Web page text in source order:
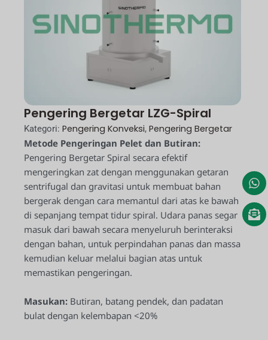
Pengering Bergetar LZG-Spiral
Kategori: Pengering Konveksi, Pengering Bergetar
Metode Pengeringan Pelet dan Butiran:
Pengering Bergetar Spiral secara efektif
mengeringkan zat dengan menggunakan getaran
sentrifugal dan gravitasi untuk membuat bahan
bergerak dengan cara memantul dari atas ke bawah
di sepanjang tempat tidur spiral. Udara panas segar
masuk dari bawah secara menyeluruh berinteraksi
dengan bahan, untuk perpindahan panas dan massa
kemudian keluar melalui bagian atas untuk
memastikan pengeringan.
Masukan: Butiran, batang pendek, dan padatan
bulat dengan kelembapan <20%